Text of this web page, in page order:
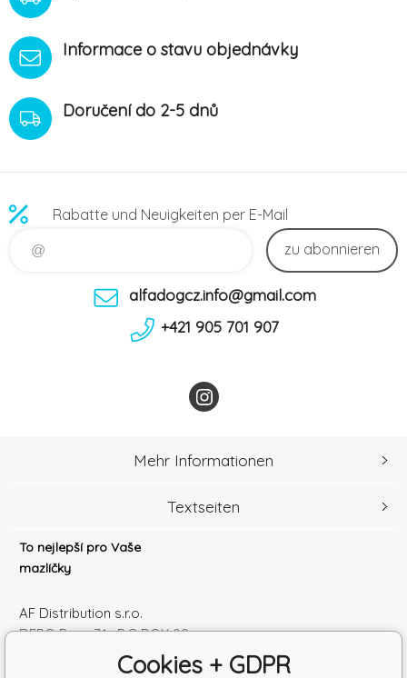
Informace o stavu objednávky
Doručení do 2-5 dnů
Rabatte und Neuigkeiten per E-Mail
zu abonnieren
alfadogcz.info@gmail.com
+421 905 701 907
To nejlepší pro Vaše
mazlíčky
AF Distribution s.r.o.
DEPO Brno 71 , P.O.BOX 99
Mehr Informationen
Textseiten
Cookies + GDPR